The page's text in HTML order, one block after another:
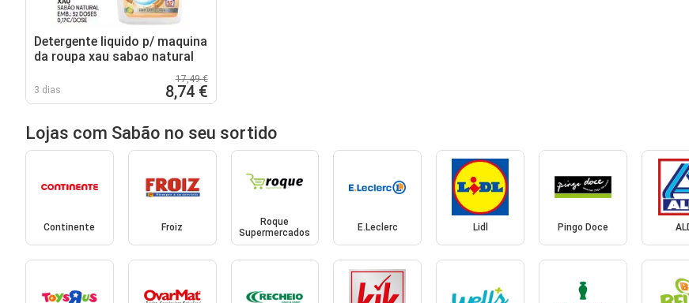
Detergente liquido p/ maquina
da roupa xau sabao natural
3 dias
17,49 €
8,74 €
Lojas com Sabão no seu sortido
Continente Froiz
Roque
Supermercados
E.Leclerc Lidl Pingo Doce